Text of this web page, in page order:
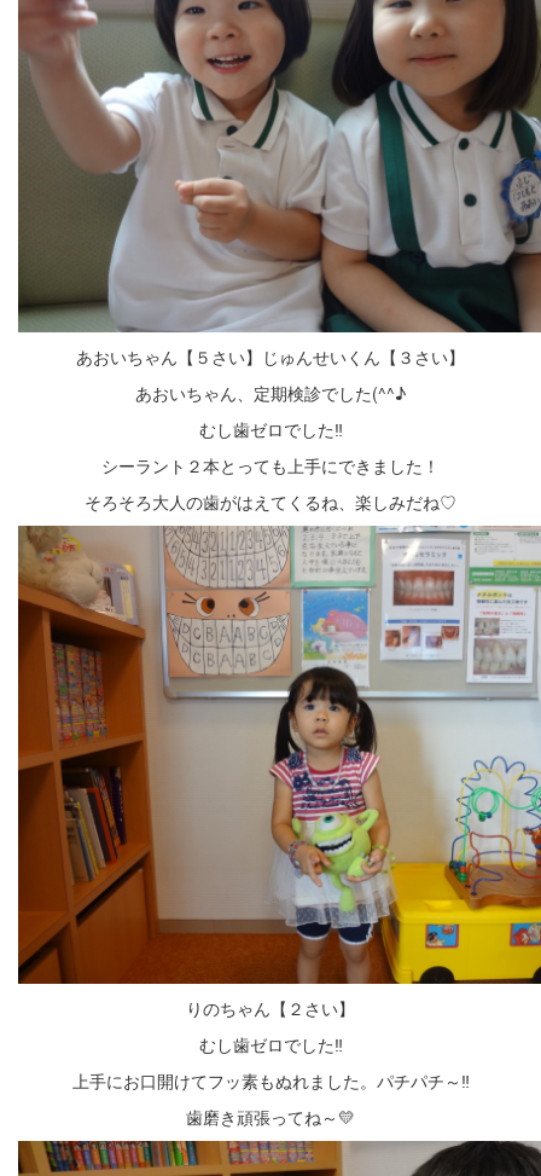
あおいちゃん【５さい】じゅんせいくん【３さい】
あおいちゃん、定期検診でした(^^♪
むし歯ゼロでした‼
シーラント２本とっても上手にできました！
そろそろ大人の歯がはえてくるね、楽しみだね♡
りのちゃん【２さい】
むし歯ゼロでした‼
上手にお口開けてフッ素もぬれました。パチパチ～‼
歯磨き頑張ってね～💛